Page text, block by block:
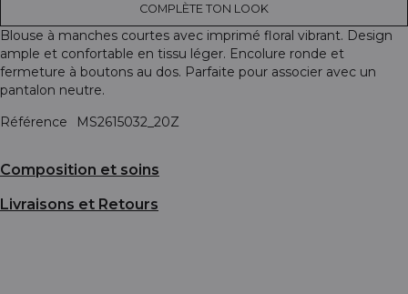
COMPLÈTE TON LOOK
Blouse à manches courtes avec imprimé floral vibrant. Design
ample et confortable en tissu léger. Encolure ronde et
fermeture à boutons au dos. Parfaite pour associer avec un
pantalon neutre.
Référence
MS2615032_20Z
Composition et soins
Livraisons et Retours